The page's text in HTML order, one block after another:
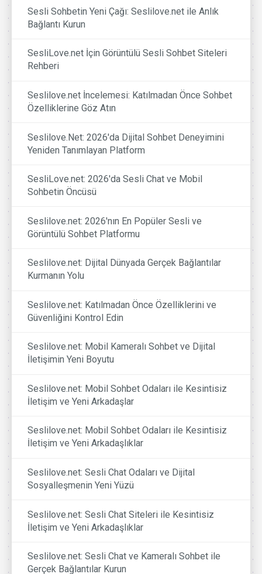
Sesli Sohbetin Yeni Çağı: Seslilove.net ile Anlık
Bağlantı Kurun
SesliLove.net İçin Görüntülü Sesli Sohbet Siteleri
Rehberi
Seslilove.net İncelemesi: Katılmadan Önce Sohbet
Özelliklerine Göz Atın
Seslilove.Net: 2026'da Dijital Sohbet Deneyimini
Yeniden Tanımlayan Platform
SesliLove.net: 2026'da Sesli Chat ve Mobil
Sohbetin Öncüsü
Seslilove.net: 2026'nın En Popüler Sesli ve
Görüntülü Sohbet Platformu
Seslilove.net: Dijital Dünyada Gerçek Bağlantılar
Kurmanın Yolu
Seslilove.net: Katılmadan Önce Özelliklerini ve
Güvenliğini Kontrol Edin
Seslilove.net: Mobil Kameralı Sohbet ve Dijital
İletişimin Yeni Boyutu
Seslilove.net: Mobil Sohbet Odaları ile Kesintisiz
İletişim ve Yeni Arkadaşlar
Seslilove.net: Mobil Sohbet Odaları ile Kesintisiz
İletişim ve Yeni Arkadaşlıklar
Seslilove.net: Sesli Chat Odaları ve Dijital
Sosyalleşmenin Yeni Yüzü
Seslilove.net: Sesli Chat Siteleri ile Kesintisiz
İletişim ve Yeni Arkadaşlıklar
Seslilove.net: Sesli Chat ve Kameralı Sohbet ile
Gerçek Bağlantılar Kurun